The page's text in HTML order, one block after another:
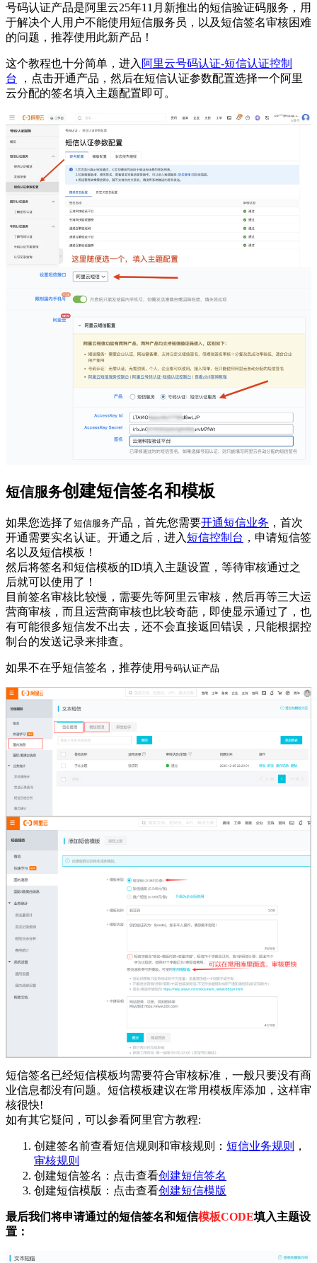
号码认证产品是阿里云25年11月新推出的短信验证码服务，用
于解决个人用户不能使用短信服务员，以及短信签名审核困难
的问题，推荐使用此新产品！
这个教程也十分简单，进入 阿里云号码认证-短信认证控制
台
，点击开通产品，然后在短信认证参数配置选择一个阿里
云分配的签名填入主题配置即可。
短信服务创建短信签名和模板
如果您选择了短信服务产品，首先您需要开通短信业务 ，首次
开通需要实名认证。开通之后，进入短信控制台 ，申请短信签
名以及短信模板！
然后将签名和短信模板的ID填入主题设置，等待审核通过之
后就可以使用了！
目前签名审核比较慢，需要先等阿里云审核，然后再等三大运
营商审核，而且运营商审核也比较奇葩，即使显示通过了，也
有可能很多短信发不出去，还不会直接返回错误，只能根据控
制台的发送记录来排查。
如果不在乎短信签名，推荐使用 号码认证产品
短信签名已经短信模板均需要符合审核标准，一般只要没有商
业信息都没有问题。短信模板建议在常用模板库添加，这样审
核很快!
如有其它疑问，可以参看阿里官方教程:
创建签名前查看短信规则和审核规则： 短信业务规则
，
审核规则
创建短信签名：点击查看创建短信签名
创建短信模版：点击查看创建短信模版
最后我们将申请通过的短信签名和短信模板CODE填入主题设
置：